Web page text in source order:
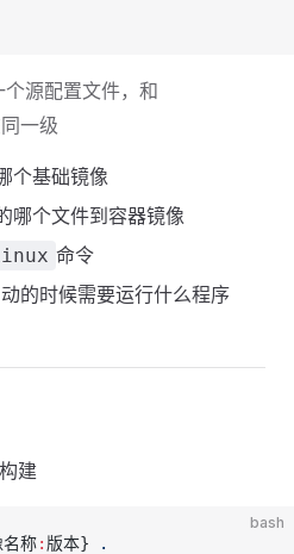
个源配置文件，和
一级
个基础镜像
哪个文件到容器镜像
命令
的时候需要运行什么程序
建
bash
称: 版本} .